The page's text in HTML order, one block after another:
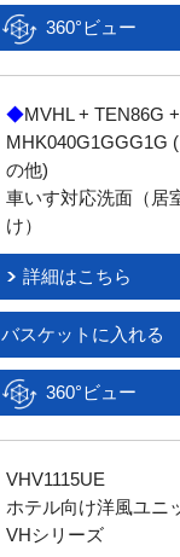
360°ビュー
◆MVHL + TEN86G
MHK040G1GGG1G
の他)
車いす対応洗面（居
け）
詳細はこちら
バスケットに入れる
360°ビュー
VHV1115UE
ホテル向け洋風ユニ
VHシリーズ